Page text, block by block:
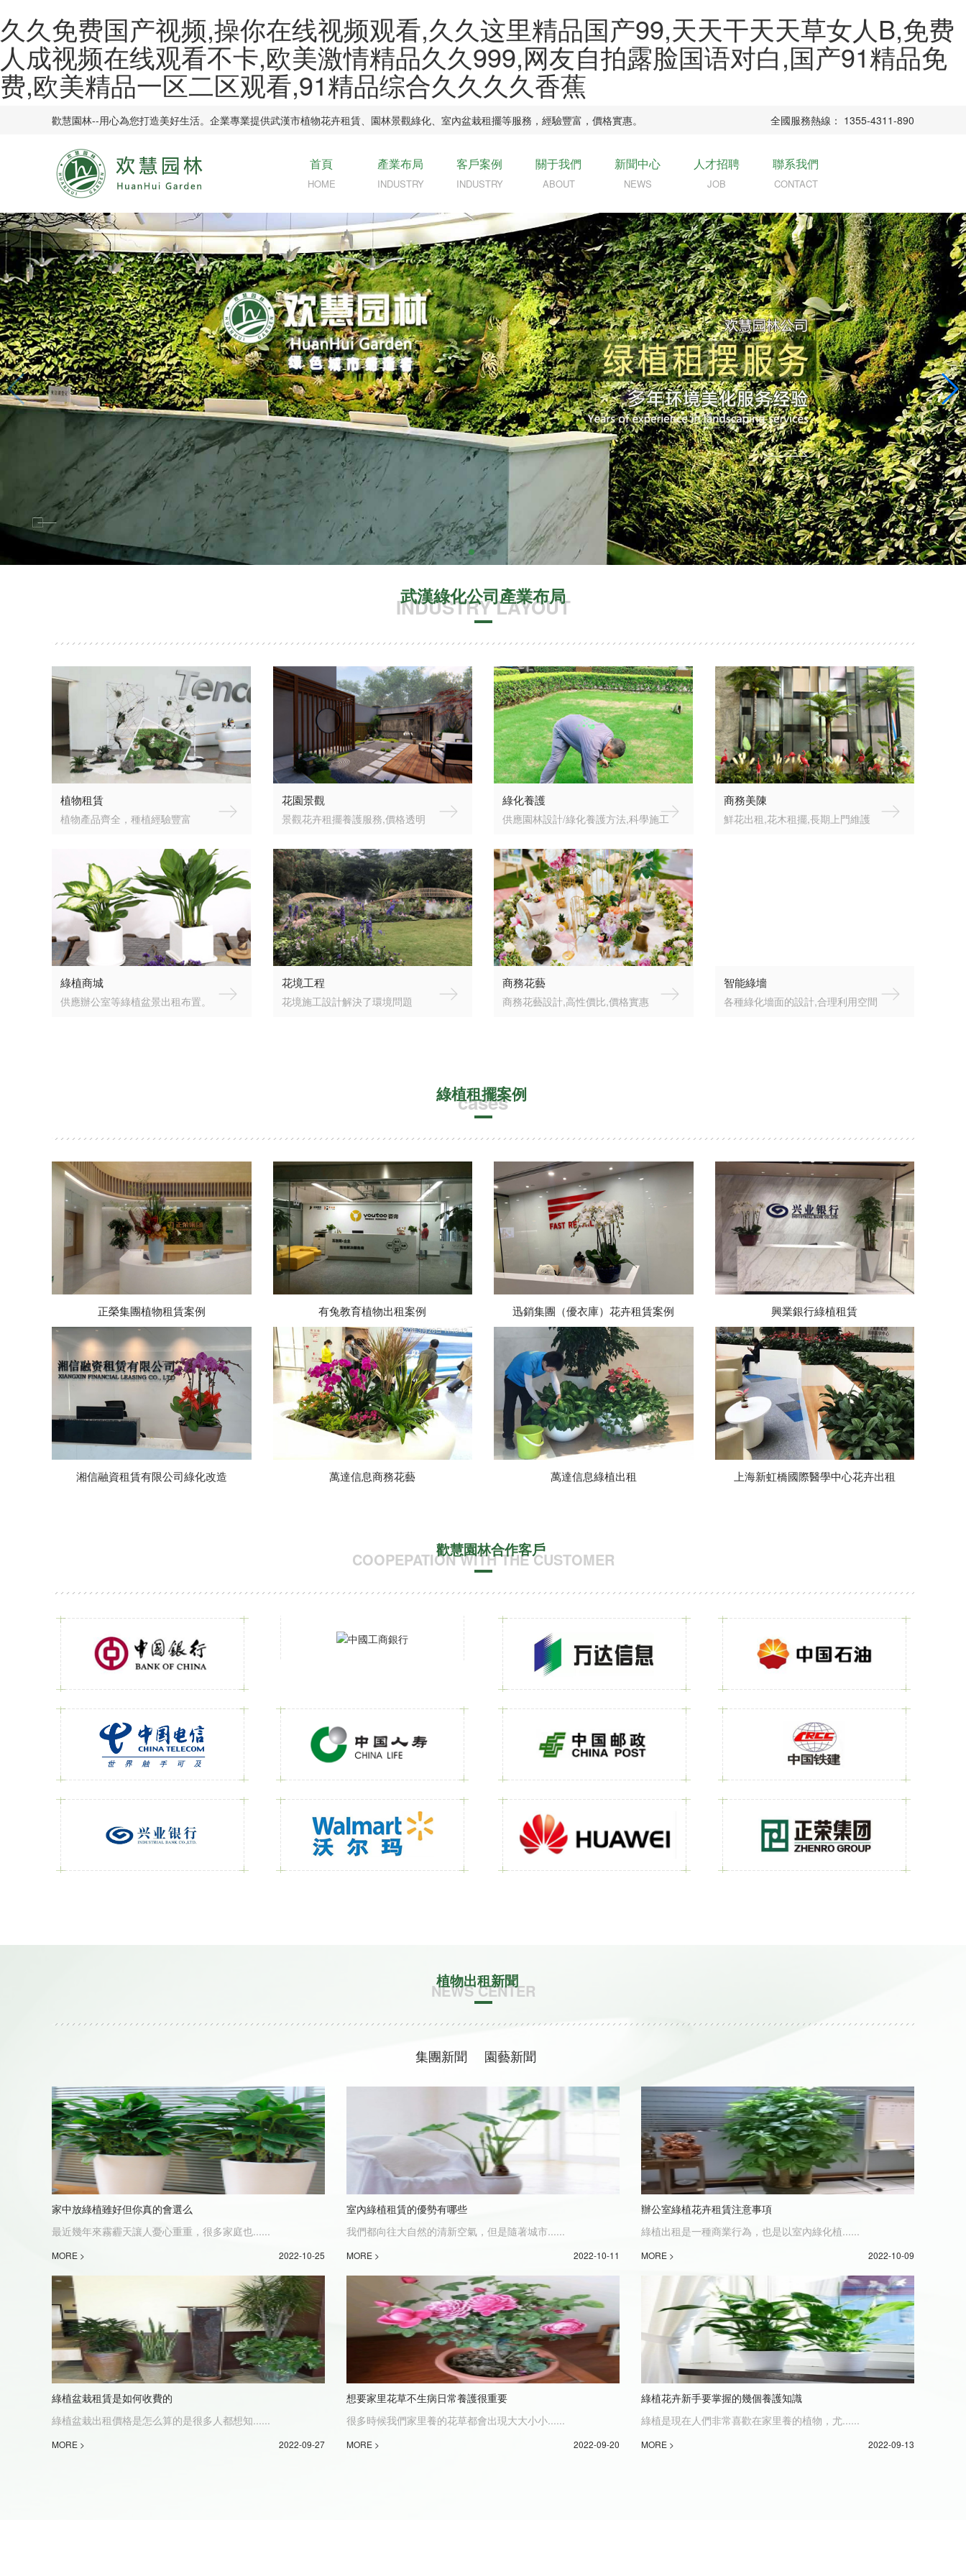
久久免费国产视频,操你在线视频观看,久久这里精品国产99,天天干天天草女人B,免费
人成视频在线观看不卡,欧美激情精品久久999,网友自拍露脸国语对白,国产91精品免
费,欧美精品一区二区观看,91精品综合久久久久香蕉
歡慧園林--用心為您打造美好生活。企業專業提供武漢市植物花卉租賃、園林景觀綠化、室內盆栽租擺等服務，經驗豐富，價格實惠。 全國服務熱線： 1355-4311-890
首頁
HOME
產業布局
INDUSTRY
客戶案例
INDUSTRY
關于我們
ABOUT
新聞中心
NEWS
人才招聘
JOB
聯系我們
CONTACT
武漢綠化公司產業布局
INDUSTRY LAYOUT
植物租賃
植物產品齊全，種植經驗豐富
花園景觀
景觀花卉租擺養護服務,價格透明
綠化養護
供應園林設計/綠化養護方法,科學施工
商務美陳
鮮花出租,花木租擺,長期上門維護
綠植商城
供應辦公室等綠植盆景出租布置。
花境工程
花境施工設計解決了環境問題
商務花藝
商務花藝設計,高性價比,價格實惠
智能綠墻
各種綠化墻面的設計,合理利用空間
綠植租擺案例
cases
正榮集團植物租賃案例 有兔教育植物出租案例 迅銷集團（優衣庫）花卉租賃案例 興業銀行綠植租賃
湘信融資租賃有限公司綠化改造 萬達信息商務花藝 萬達信息綠植出租 上海新虹橋國際醫學中心花卉出租
歡慧園林合作客戶
COOPEPATION WITH THE CUSTOMER
植物出租新聞
NEWS CENTER
集團新聞 園藝新聞
家中放綠植雖好但你真的會選么
最近幾年來霧霾天讓人憂心重重，很多家庭也......
MORE > 2022-10-25
室內綠植租賃的優勢有哪些
我們都向往大自然的清新空氣，但是隨著城市......
MORE > 2022-10-11
辦公室綠植花卉租賃注意事項
綠植出租是一種商業行為，也是以室內綠化植......
MORE > 2022-10-09
綠植盆栽租賃是如何收費的
綠植盆栽出租價格是怎么算的是很多人都想知......
MORE > 2022-09-27
想要家里花草不生病日常養護很重要
很多時候我們家里養的花草都會出現大大小小......
MORE > 2022-09-20
綠植花卉新手要掌握的幾個養護知識
綠植是現在人們非常喜歡在家里養的植物，尤......
MORE > 2022-09-13